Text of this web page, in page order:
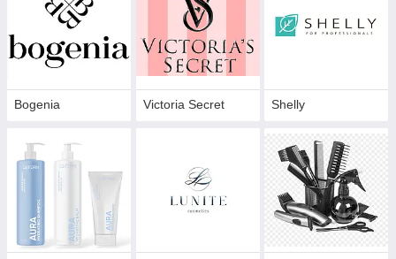
Bogenia Victoria Secret Shelly